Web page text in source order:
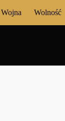
Wojna Wolność